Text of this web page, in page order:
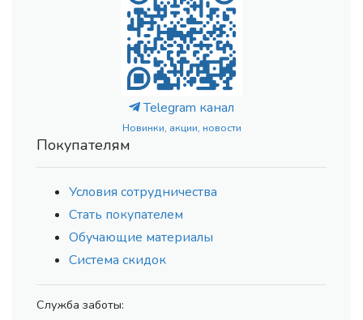
Telegram канал
Новинки, акции, новости
Покупателям
Условия сотрудничества
Стать покупателем
Обучающие материалы
Система скидок
Служба заботы: